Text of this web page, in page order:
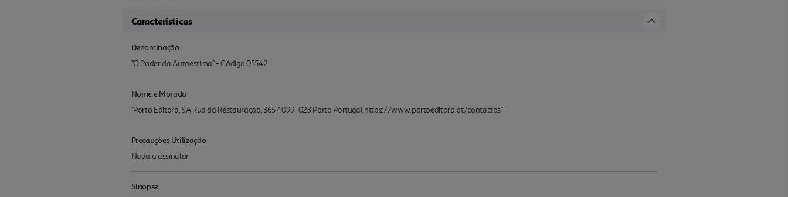
Características
Denominação
"O Poder da Autoestima" - Código 05542
Nome e Morada
"Porto Editora, SA Rua da Restauração, 365 4099-023 Porto Portugal https://www.portoeditora.pt/contactos"
Precauções Utilização
Nada a assinalar
Sinopse